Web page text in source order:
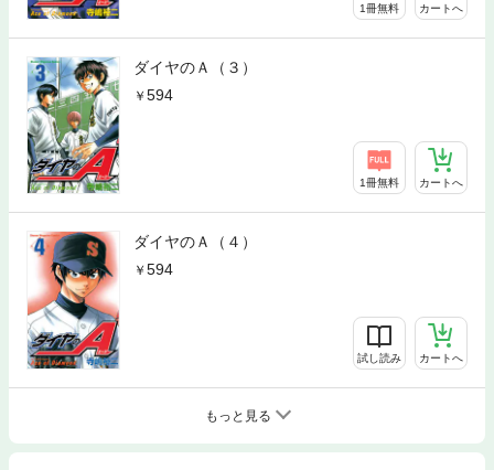
1冊無料 カートへ
ダイヤのＡ（３）
594
1冊無料 カートへ
ダイヤのＡ（４）
594
試し読み カートへ
もっと見る